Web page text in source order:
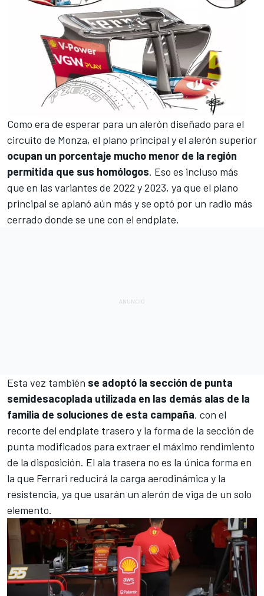
Como era de esperar para un alerón diseñado para el
circuito de Monza, el plano principal y el alerón superior
ocupan un porcentaje mucho menor de la región
permitida que sus homólogos. Eso es incluso más
que en las variantes de 2022 y 2023, ya que el plano
principal se aplanó aún más y se optó por un radio más
cerrado donde se une con el endplate.
Esta vez también se adoptó la sección de punta
semidesacoplada utilizada en las demás alas de la
familia de soluciones de esta campaña, con el
recorte del endplate trasero y la forma de la sección de
punta modificados para extraer el máximo rendimiento
de la disposición. El ala trasera no es la única forma en
la que Ferrari reducirá la carga aerodinámica y la
resistencia, ya que usarán un alerón de viga de un solo
elemento.